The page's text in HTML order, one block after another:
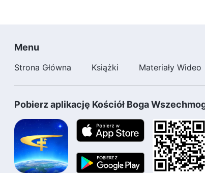
Menu
Strona Główna Książki Materiały Wideo
Pobierz aplikację Kościół Boga